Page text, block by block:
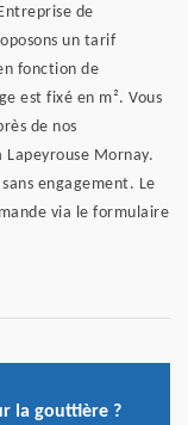
de
un tarif
fonction de
est fixé en m². Vous
de nos
Mornay.
engagement. Le
via le formulaire
la gouttière ?